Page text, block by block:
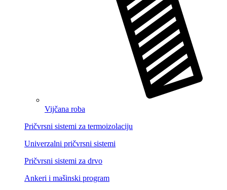
Vijčana roba
Pričvrsni sistemi za termoizolaciju
Univerzalni pričvrsni sistemi
Pričvrsni sistemi za drvo
Ankeri i mašinski program